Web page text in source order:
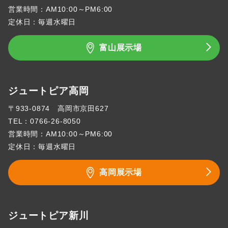
営業時間：AM10:00～PM6:00
定休日：毎週水曜日
富山展示場
ジュートピア高岡
〒933-0874 高岡市京田627
TEL：0766-26-8050
営業時間：AM10:00～PM6:00
定休日：毎週水曜日
高岡展示場
ジュートピア新川